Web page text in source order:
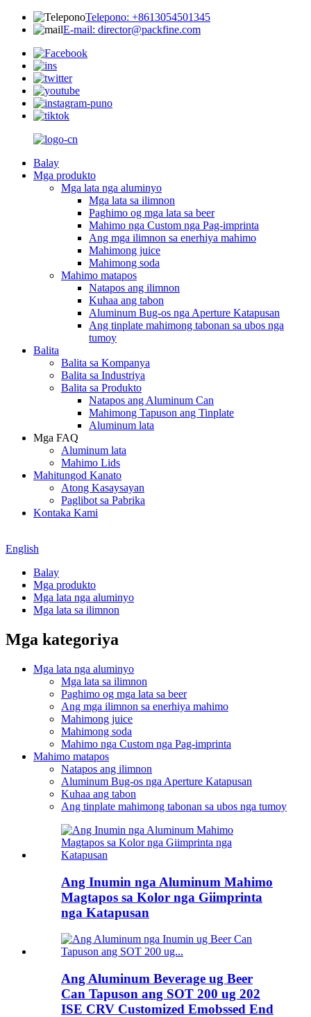
Telepono: +8613054501345
E-mail: director@packfine.com
Balay
Mga produkto
Mga lata nga aluminyo
Mga lata sa ilimnon
Paghimo og mga lata sa beer
Mahimo nga Custom nga Pag-imprinta
Ang mga ilimnon sa enerhiya mahimo
Mahimong juice
Mahimong soda
Mahimo matapos
Natapos ang ilimnon
Kuhaa ang tabon
Aluminum Bug-os nga Aperture Katapusan
Ang tinplate mahimong tabonan sa ubos nga
tumoy
Balita
Balita sa Kompanya
Balita sa Industriya
Balita sa Produkto
Natapos ang Aluminum Can
Mahimong Tapuson ang Tinplate
Aluminum lata
Mga FAQ
Aluminum lata
Mahimo Lids
Mahitungod Kanato
Atong Kasaysayan
Paglibot sa Pabrika
Kontaka Kami
English
Balay
Mga produkto
Mga lata nga aluminyo
Mga lata sa ilimnon
Mga kategoriya
Mga lata nga aluminyo
Mga lata sa ilimnon
Paghimo og mga lata sa beer
Ang mga ilimnon sa enerhiya mahimo
Mahimong juice
Mahimong soda
Mahimo nga Custom nga Pag-imprinta
Mahimo matapos
Natapos ang ilimnon
Aluminum Bug-os nga Aperture Katapusan
Kuhaa ang tabon
Ang tinplate mahimong tabonan sa ubos nga tumoy
Ang Inumin nga Aluminum Mahimo
Magtapos sa Kolor nga Giimprinta
nga Katapusan
Ang Aluminum Beverage ug Beer
Can Tapuson ang SOT 200 ug 202
ISE CRV Customized Emobssed End